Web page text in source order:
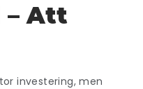
– Att
investering, men